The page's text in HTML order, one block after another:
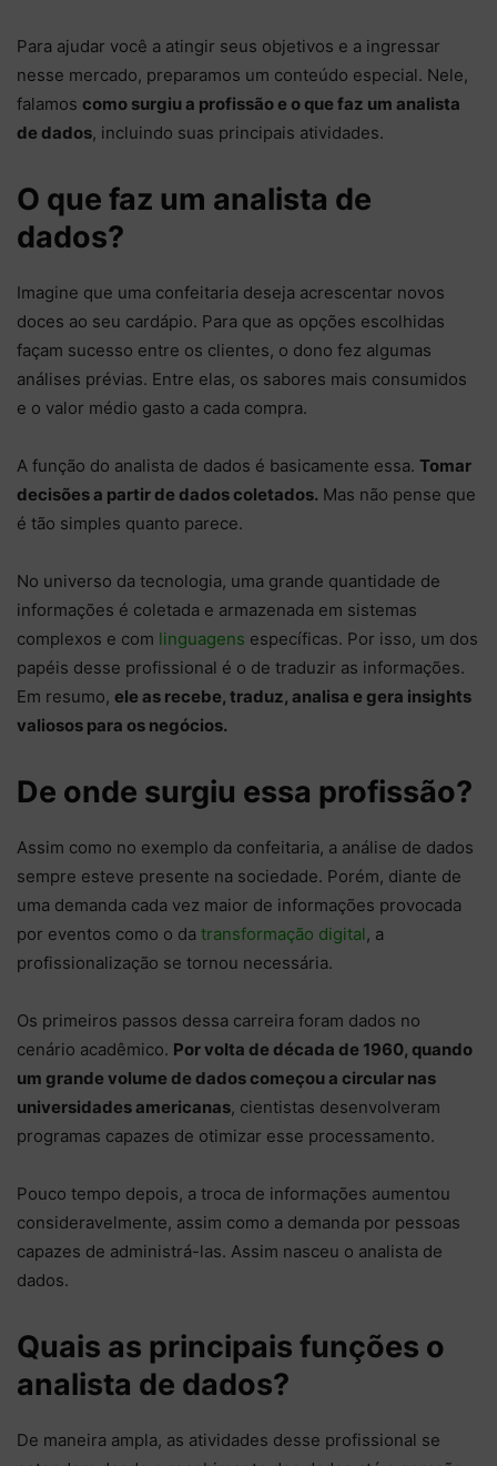
Para ajudar você a atingir seus objetivos e a ingressar
nesse mercado, preparamos um conteúdo especial. Nele,
falamos como surgiu a profissão e o que faz um analista
de dados, incluindo suas principais atividades.
O que faz um analista de
dados?
Imagine que uma confeitaria deseja acrescentar novos
doces ao seu cardápio. Para que as opções escolhidas
façam sucesso entre os clientes, o dono fez algumas
análises prévias. Entre elas, os sabores mais consumidos
e o valor médio gasto a cada compra.
A função do analista de dados é basicamente essa. Tomar
decisões a partir de dados coletados. Mas não pense que
é tão simples quanto parece.
No universo da tecnologia, uma grande quantidade de
informações é coletada e armazenada em sistemas
complexos e com linguagens específicas. Por isso, um dos
papéis desse profissional é o de traduzir as informações.
Em resumo, ele as recebe, traduz, analisa e gera insights
valiosos para os negócios.
De onde surgiu essa profissão?
Assim como no exemplo da confeitaria, a análise de dados
sempre esteve presente na sociedade. Porém, diante de
uma demanda cada vez maior de informações provocada
por eventos como o da transformação digital, a
profissionalização se tornou necessária.
Os primeiros passos dessa carreira foram dados no
cenário acadêmico. Por volta de década de 1960, quando
um grande volume de dados começou a circular nas
universidades americanas, cientistas desenvolveram
programas capazes de otimizar esse processamento.
Pouco tempo depois, a troca de informações aumentou
consideravelmente, assim como a demanda por pessoas
capazes de administrá-las. Assim nasceu o analista de
dados.
Quais as principais funções o
analista de dados?
De maneira ampla, as atividades desse profissional se